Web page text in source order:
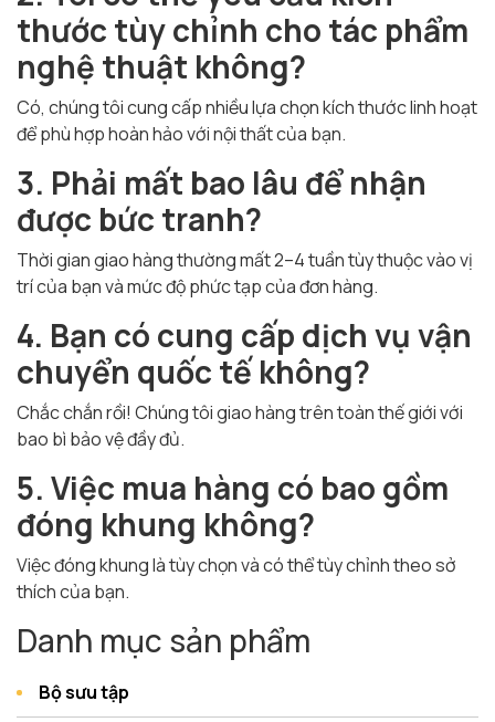
thước tùy chỉnh cho tác phẩm
nghệ thuật không?
Có, chúng tôi cung cấp nhiều lựa chọn kích thước linh hoạt
để phù hợp hoàn hảo với nội thất của bạn.
3. Phải mất bao lâu để nhận
được bức tranh?
Thời gian giao hàng thường mất 2–4 tuần tùy thuộc vào vị
trí của bạn và mức độ phức tạp của đơn hàng.
4. Bạn có cung cấp dịch vụ vận
chuyển quốc tế không?
Chắc chắn rồi! Chúng tôi giao hàng trên toàn thế giới với
bao bì bảo vệ đầy đủ.
5. Việc mua hàng có bao gồm
đóng khung không?
Việc đóng khung là tùy chọn và có thể tùy chỉnh theo sở
thích của bạn.
Danh mục sản phẩm
Bộ sưu tập